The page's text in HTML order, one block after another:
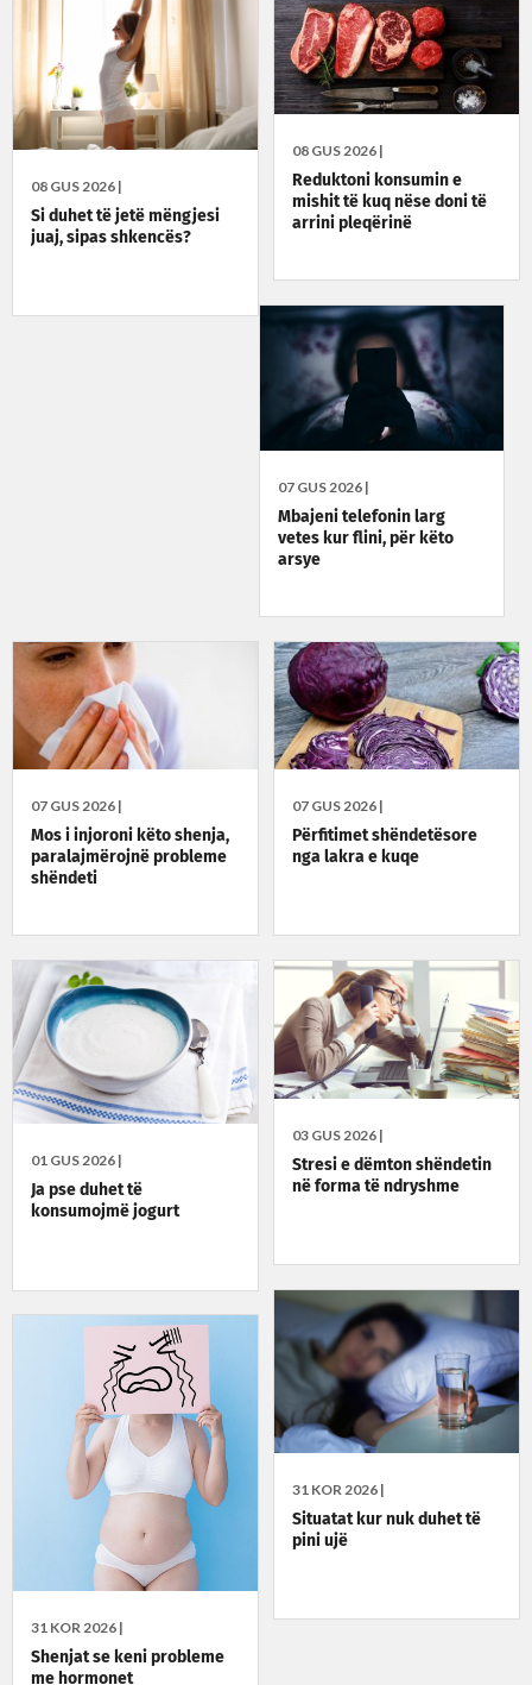
08 GUS 2026 |
Si duhet të jetë mëngjesi
juaj, sipas shkencës?
08 GUS 2026 |
Reduktoni konsumin e
mishit të kuq nëse doni të
arrini pleqërinë
07 GUS 2026 |
Mbajeni telefonin larg
vetes kur flini, për këto
arsye
07 GUS 2026 |
Përfitimet shëndetësore
nga lakra e kuqe
07 GUS 2026 |
Mos i injoroni këto shenja,
paralajmërojnë probleme
shëndeti
03 GUS 2026 |
Stresi e dëmton shëndetin
në forma të ndryshme
01 GUS 2026 |
Ja pse duhet të
konsumojmë jogurt
31 KOR 2026 |
Situatat kur nuk duhet të
pini ujë
31 KOR 2026 |
Shenjat se keni probleme
me hormonet